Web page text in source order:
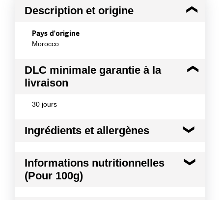
Description et origine
Pays d'origine
Morocco
DLC minimale garantie à la
livraison
30 jours
Ingrédients et allergènes
Piments rouges(Pili Pili), eau, , sel, acidifiant : E330
Conformément aux informations transmises
Informations nutritionnelles
(Pour 100g)